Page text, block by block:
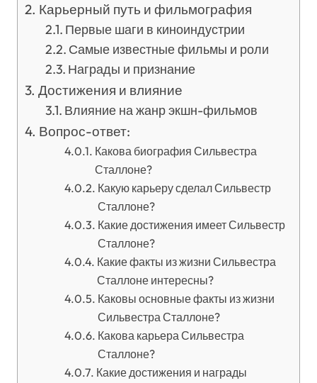
Карьерный путь и фильмография
Первые шаги в киноиндустрии
Самые известные фильмы и роли
Награды и признание
Достижения и влияние
Влияние на жанр экшн-фильмов
Вопрос-ответ:
Какова биография Сильвестра
Сталлоне?
Какую карьеру сделал Сильвестр
Сталлоне?
Какие достижения имеет Сильвестр
Сталлоне?
Какие факты из жизни Сильвестра
Сталлоне интересны?
Каковы основные факты из жизни
Сильвестра Сталлоне?
Какова карьера Сильвестра
Сталлоне?
Какие достижения и награды